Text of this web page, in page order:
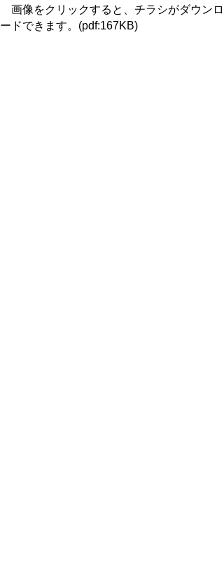
画像をクリックすると、チラシがダウンロ
ードできます。 (pdf:167KB)